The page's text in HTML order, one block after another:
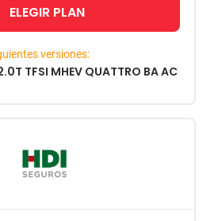
ELEGIR PLAN
versiones:
TFSI MHEV QUATTRO BA AC